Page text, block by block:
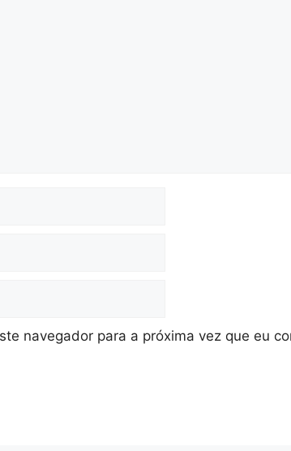
navegador para a próxima vez que eu